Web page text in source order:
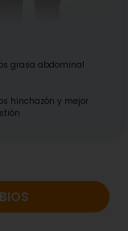
grasa abdominal
hinchazón y mejor